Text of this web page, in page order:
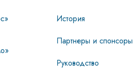
История
Партнеры и спонсоры
Руководство